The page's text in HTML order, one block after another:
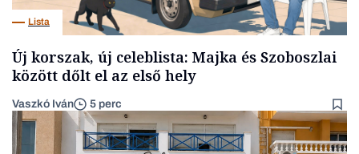
Lista
Új korszak, új celeblista: Majka és Szoboszlai
között dőlt el az első hely
Vaszkó Iván 5 perc